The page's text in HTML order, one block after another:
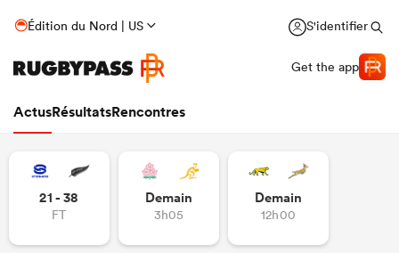
Édition du Nord | US S'identifier
Get the app
ActusRésultatsRencontres
21 - 38
FT
Demain
3h05
Demain
12h00